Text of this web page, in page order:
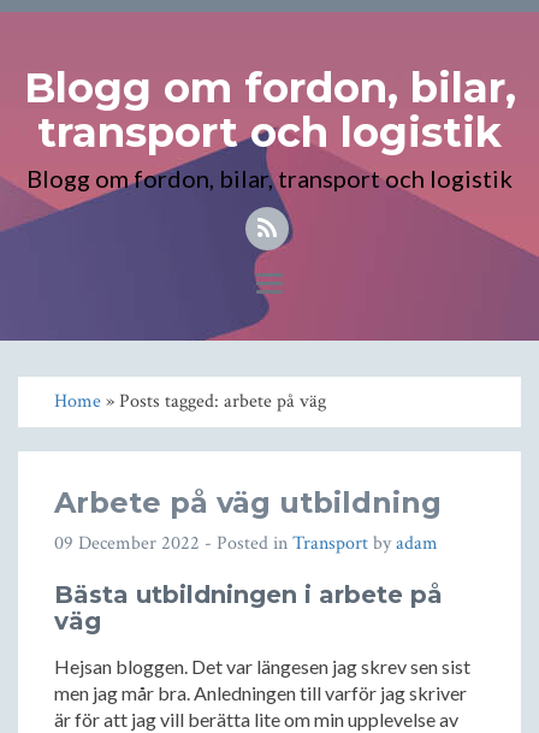
Blogg om fordon, bilar,
transport och logistik
Blogg om fordon, bilar, transport och logistik
Toggle
navigation
Home» Posts tagged: arbete på väg
Arbete på väg utbildning
09 December 2022 - Posted inTransportbyadam
Bästa utbildningen i arbete på
väg
Hejsan bloggen. Det var längesen jag skrev sen sist
men jag mår bra. Anledningen till varför jag skriver
är för att jag vill berätta lite om min upplevelse av